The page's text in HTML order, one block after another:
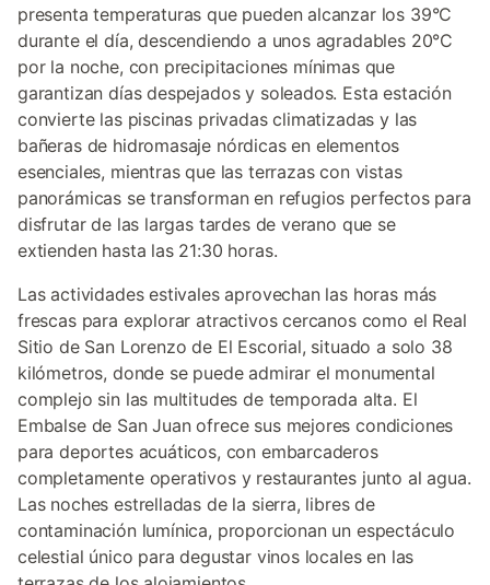
presenta temperaturas que pueden alcanzar los 39°C
durante el día, descendiendo a unos agradables 20°C
por la noche, con precipitaciones mínimas que
garantizan días despejados y soleados. Esta estación
convierte las piscinas privadas climatizadas y las
bañeras de hidromasaje nórdicas en elementos
esenciales, mientras que las terrazas con vistas
panorámicas se transforman en refugios perfectos para
disfrutar de las largas tardes de verano que se
extienden hasta las 21:30 horas.
Las actividades estivales aprovechan las horas más
frescas para explorar atractivos cercanos como el Real
Sitio de San Lorenzo de El Escorial, situado a solo 38
kilómetros, donde se puede admirar el monumental
complejo sin las multitudes de temporada alta. El
Embalse de San Juan ofrece sus mejores condiciones
para deportes acuáticos, con embarcaderos
completamente operativos y restaurantes junto al agua.
Las noches estrelladas de la sierra, libres de
contaminación lumínica, proporcionan un espectáculo
celestial único para degustar vinos locales en las